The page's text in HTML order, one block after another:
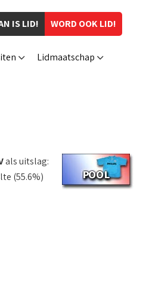
WORD OOK LID!
IS LID!
Lidmaatschap
als uitslag:
(55.6%)